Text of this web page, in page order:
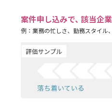
案件申し込みで､ 該当企
例：業務の忙しさ、勤務スタイル